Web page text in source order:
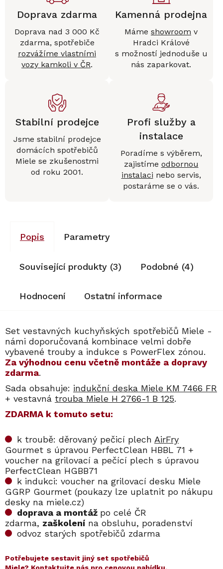
Doprava zdarma
Doprava nad 3 000 Kč
zdarma, spotřebiče
rozvážíme vlastními
vozy kamkoli v ČR.
Kamenná prodejna
Máme showroom v
Hradci Králové
s možností jednoduše u
nás zaparkovat.
Stabilní prodejce
Jsme stabilní prodejce
domácích spotřebičů
Miele se zkušenostmi
od roku 2001.
Profi služby a
instalace
Poradíme s výběrem,
zajistíme odbornou
instalaci nebo servis,
postaráme se o vás.
Popis Parametry
Související produkty (3) Podobné (4)
Hodnocení Ostatní informace
Set vestavných kuchyňských spotřebičů Miele -
námi doporučovaná kombinace velmi dobře
vybavené trouby a indukce s PowerFlex zónou.
Za výhodnou cenu včetně montáže a dopravy
zdarma.
Sada obsahuje: indukční deska Miele KM 7466 FR
+ vestavná trouba Miele H 2766-1 B 125.
ZDARMA k tomuto setu:
k troubě: děrovaný pečicí plech AirFry
Gourmet s úpravou PerfectClean HBBL 71 + ​
voucher na grilovací a pečící plech s úpravou
PerfectClean HGBB71
k indukci: voucher na grilovací desku Miele
GGRP Gourmet (poukazy lze uplatnit po nákupu
desky na miele.cz)
doprava a montáž po celé ČR
zdarma, zaškolení na obsluhu, poradenství
odvoz starých spotřebičů zdarma
Potřebujete sestavit jiný set spotřebičů
Miele? Kontaktujte nás pro cenovou nabídku.